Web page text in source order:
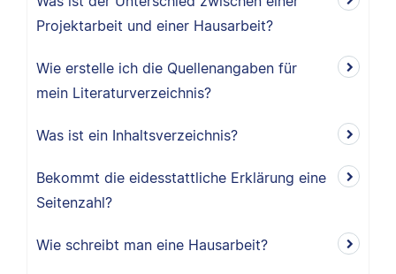
Projektarbeit und einer Hausarbeit?
Wie erstelle ich die Quellenangaben für
mein Literaturverzeichnis?
Was ist ein Inhaltsverzeichnis?
Bekommt die eidesstattliche Erklärung eine
Seitenzahl?
Wie schreibt man eine Hausarbeit?